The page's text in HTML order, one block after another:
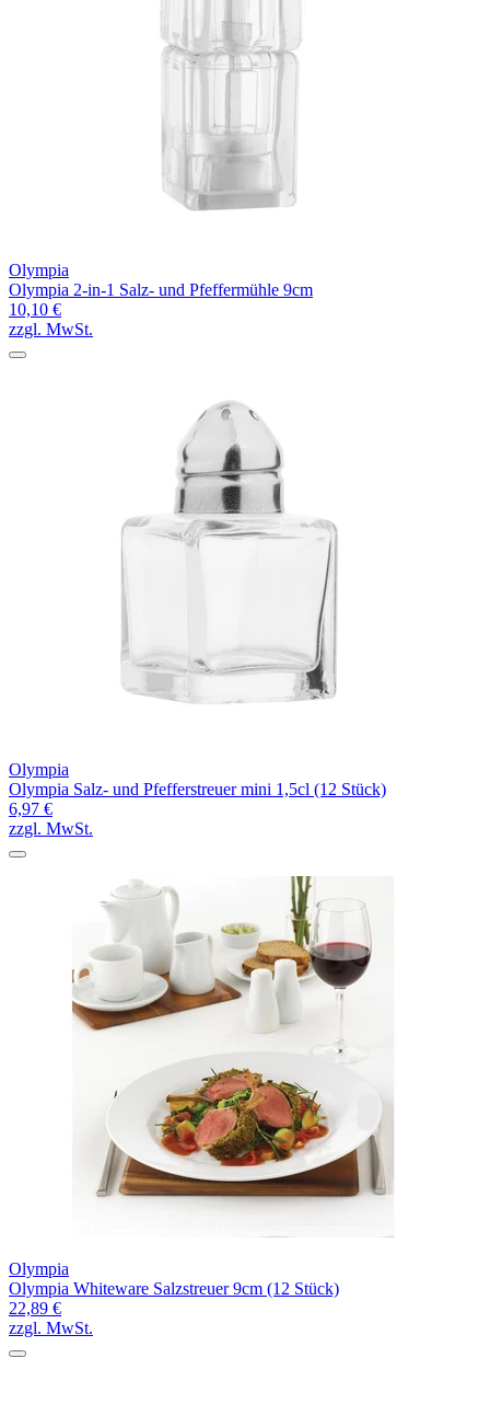
Olympia
Olympia 2-in-1 Salz- und Pfeffermühle 9cm
10,10 €
zzgl. MwSt.
Olympia
Olympia Salz- und Pfefferstreuer mini 1,5cl (12 Stück)
6,97 €
zzgl. MwSt.
Olympia
Olympia Whiteware Salzstreuer 9cm (12 Stück)
22,89 €
zzgl. MwSt.